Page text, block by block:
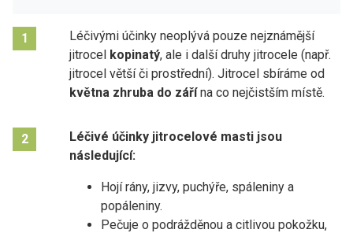
1
Léčivými účinky neoplývá pouze nejznámější
jitrocel kopinatý, ale i další druhy jitrocele (např.
jitrocel větší či prostřední). Jitrocel sbíráme od
května zhruba do zářína co nejčistším místě.
2
Léčivé účinky jitrocelové masti jsou
následující:
Hojí rány, jizvy, puchýře, spáleniny a
popáleniny.
Pečuje o podrážděnou a citlivou pokožku,